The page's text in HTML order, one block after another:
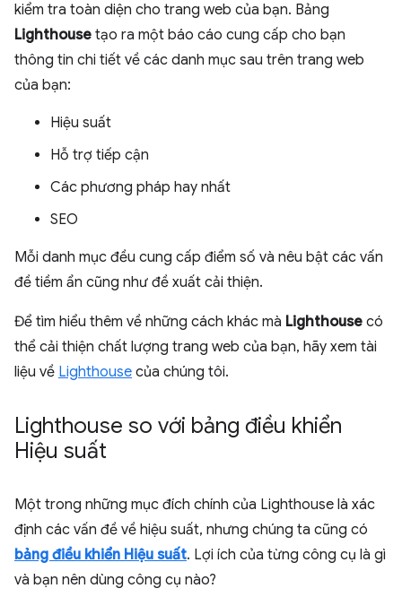
kiểm tra toàn diện cho trang web của bạn. Bảng
Lighthouse tạo ra một báo cáo cung cấp cho bạn
thông tin chi tiết về các danh mục sau trên trang web
của bạn:
Hiệu suất
Hỗ trợ tiếp cận
Các phương pháp hay nhất
SEO
Mỗi danh mục đều cung cấp điểm số và nêu bật các vấn
đề tiềm ẩn cũng như đề xuất cải thiện.
Để tìm hiểu thêm về những cách khác mà Lighthouse có
thể cải thiện chất lượng trang web của bạn, hãy xem tài
liệu về Lighthouse của chúng tôi.
Lighthouse so với bảng điều khiển
Hiệu suất
Một trong những mục đích chính của Lighthouse là xác
định các vấn đề về hiệu suất, nhưng chúng ta cũng có
bảng điều khiển Hiệu suất. Lợi ích của từng công cụ là gì
và bạn nên dùng công cụ nào?